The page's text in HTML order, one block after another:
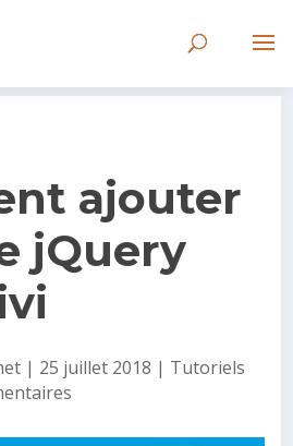
ajouter
jQuery
| 25 juillet 2018 | Tutoriels